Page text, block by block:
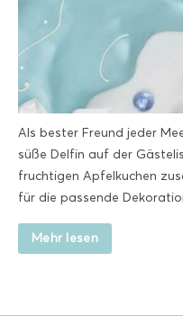
Als bester Freund jeder
süße Delfin auf der
fruchtigen Apfelkuchen
für die passende
Mehr lesen